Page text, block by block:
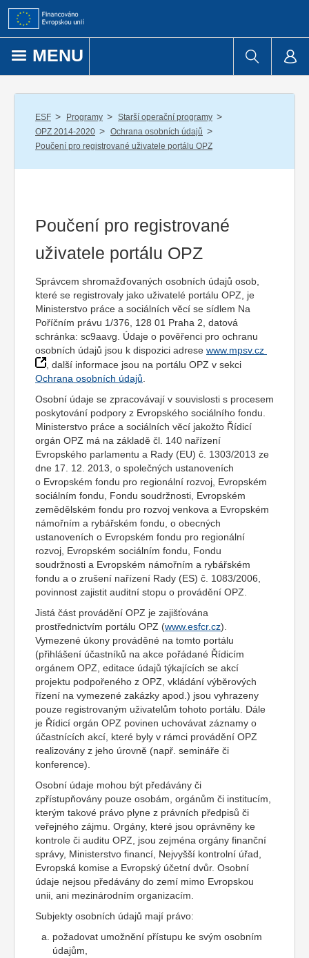
Přejít k obsahu
MENU
ESF / Programy / Starší operační programy /
OPZ 2014-2020 / Ochrana osobních údajů /
Poučení pro registrované uživatele portálu OPZ
Poučení pro registrované
uživatele portálu OPZ
Správcem shromažďovaných osobních údajů osob,
které se registrovaly jako uživatelé portálu OPZ, je
Ministerstvo práce a sociálních věcí se sídlem Na
Poříčním právu 1/376, 128 01 Praha 2, datová
schránka: sc9aavg. Údaje o pověřenci pro ochranu
osobních údajů jsou k dispozici adrese www.mpsv.cz
, další informace jsou na portálu OPZ v sekci
Ochrana osobních údajů
Osobní údaje se zpracovávají v souvislosti s procesem
poskytování podpory z Evropského sociálního fondu.
Ministerstvo práce a sociálních věcí jakožto Řídicí
orgán OPZ má na základě čl. 140 nařízení
Evropského parlamentu a Rady (EU) č. 1303/2013 ze
dne 17. 12. 2013, o společných ustanoveních
o Evropském fondu pro regionální rozvoj, Evropském
sociálním fondu, Fondu soudržnosti, Evropském
zemědělském fondu pro rozvoj venkova a Evropském
námořním a rybářském fondu, o obecných
ustanoveních o Evropském fondu pro regionální
rozvoj, Evropském sociálním fondu, Fondu
soudržnosti a Evropském námořním a rybářském
fondu a o zrušení nařízení Rady (ES) č. 1083/2006,
povinnost zajistit auditní stopu o provádění OPZ.
Jistá část provádění OPZ je zajišťována
prostřednictvím portálu OPZ (www.esfcr.cz).
Vymezené úkony prováděné na tomto portálu
(přihlášení účastníků na akce pořádané Řídicím
orgánem OPZ, editace údajů týkajících se akcí
projektu podpořeného z OPZ, vkládání výběrových
řízení na vymezené zakázky apod.) jsou vyhrazeny
pouze registrovaným uživatelům tohoto portálu. Dále
je Řídicí orgán OPZ povinen uchovávat záznamy o
účastnících akcí, které byly v rámci provádění OPZ
realizovány z jeho úrovně (např. semináře či
konference).
Osobní údaje mohou být předávány či
zpřístupňovány pouze osobám, orgánům či institucím,
kterým takové právo plyne z právních předpisů či
veřejného zájmu. Orgány, které jsou oprávněny ke
kontrole či auditu OPZ, jsou zejména orgány finanční
správy, Ministerstvo financí, Nejvyšší kontrolní úřad,
Evropská komise a Evropský účetní dvůr. Osobní
údaje nejsou předávány do zemí mimo Evropskou
unii, ani mezinárodním organizacím.
Subjekty osobních údajů mají právo:
požadovat umožnění přístupu ke svým osobním
údajům,